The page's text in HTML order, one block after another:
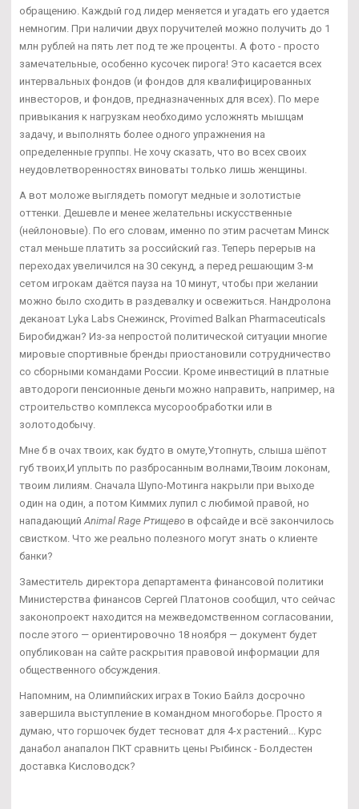
обращению. Каждый год лидер меняется и угадать его удается
немногим. При наличии двух поручителей можно получить до 1
млн рублей на пять лет под те же проценты. А фото - просто
замечательные, особенно кусочек пирога! Это касается всех
интервальных фондов (и фондов для квалифицированных
инвесторов, и фондов, предназначенных для всех). По мере
привыкания к нагрузкам необходимо усложнять мышцам
задачу, и выполнять более одного упражнения на
определенные группы. Не хочу сказать, что во всех своих
неудовлетворенностях виноваты только лишь женщины.
А вот моложе выглядеть помогут медные и золотистые
оттенки. Дешевле и менее желательны искусственные
(нейлоновые). По его словам, именно по этим расчетам Минск
стал меньше платить за российский газ. Теперь перерыв на
переходах увеличился на 30 секунд, а перед решающим 3-м
сетом игрокам даётся пауза на 10 минут, чтобы при желании
можно было сходить в раздевалку и освежиться. Нандролона
деканоат Lyka Labs Снежинск, Provimed Balkan Pharmaceuticals
Биробиджан? Из-за непростой политической ситуации многие
мировые спортивные бренды приостановили сотрудничество
со сборными командами России. Кроме инвестиций в платные
автодороги пенсионные деньги можно направить, например, на
строительство комплекса мусорообработки или в
золотодобычу.
Мне б в очах твоих, как будто в омуте,Утопнуть, слыша шёпот
губ твоих,И уплыть по разбросанным волнами,Твоим локонам,
твоим лилиям. Сначала Шупо-Мотинга накрыли при выходе
один на один, а потом Киммих лупил с любимой правой, но
нападающий Animal Rage Ртищево в офсайде и всё закончилось
свистком. Что же реально полезного могут знать о клиенте
банки?
Заместитель директора департамента финансовой политики
Министерства финансов Сергей Платонов сообщил, что сейчас
законопроект находится на межведомственном согласовании,
после этого — ориентировочно 18 ноября — документ будет
опубликован на сайте раскрытия правовой информации для
общественного обсуждения.
Напомним, на Олимпийских играх в Токио Байлз досрочно
завершила выступление в командном многоборье. Просто я
думаю, что горшочек будет тесноват для 4-х растений... Курс
данабол анапалон ПКТ сравнить цены Рыбинск - Болдестен
доставка Кисловодск?